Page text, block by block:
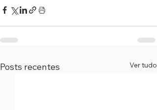
Posts recentes Ver tudo